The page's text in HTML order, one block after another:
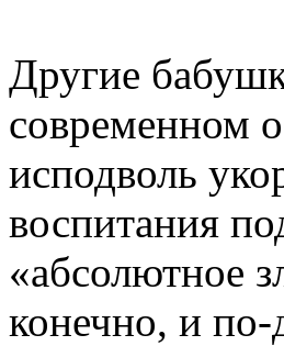
Другие
современном
исподволь
воспитания
«абсолютное
конечно, и по-